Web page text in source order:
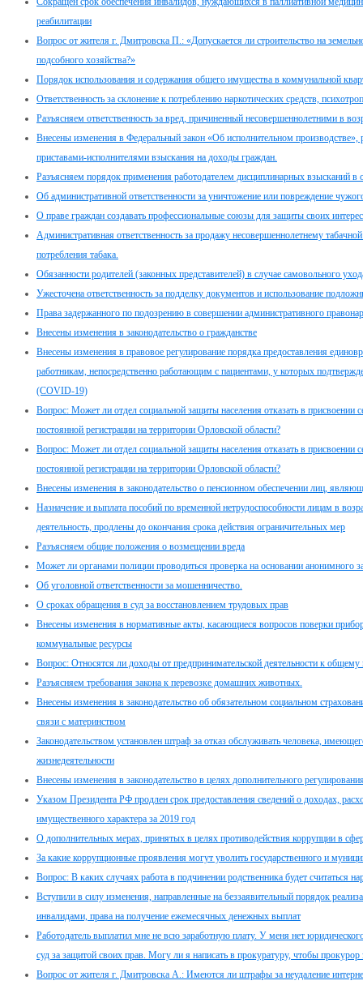
реабилитации
Вопрос от жителя г. Дмитровска П.: «Допускается ли строительство на
подсобного хозяйства?»
Порядок использования и содержания общего имущества в коммунальной
Ответственность за склонение к потреблению наркотических средств,
Разъясняем ответственность за вред, причиненный несовершеннолетними в
Внесены изменения в Федеральный закон «Об исполнительном
приставами-исполнителями взыскания на доходы граждан.
Разъясняем порядок применения работодателем дисциплинарных взысканий в
Об административной ответственности за уничтожение или повреждение
О праве граждан создавать профессиональные союзы для защиты своих
Административная ответственность за продажу несовершеннолетнему
потребления табака.
Обязанности родителей (законных представителей) в случае самовольного
Ужесточена ответственность за подделку документов и использование
Права задержанного по подозрению в совершении административного
Внесены изменения в законодательство о гражданстве
Внесены изменения в правовое регулирование порядка предоставления
работникам, непосредственно работающим с пациентами, у которых
(COVID-19)
Вопрос: Может ли отдел социальной защиты населения отказать в присвоении
постоянной регистрации на территории Орловской области?
Вопрос: Может ли отдел социальной защиты населения отказать в присвоении
постоянной регистрации на территории Орловской области?
Внесены изменения в законодательство о пенсионном обеспечении лиц,
Назначение и выплата пособий по временной нетрудоспособности лицам в
деятельность, продлены до окончания срока действия ограничительных мер
Разъясняем общие положения о возмещении вреда
Может ли органами полиции проводиться проверка на основании анонимного
Об уголовной ответственности за мошенничество.
О сроках обращения в суд за восстановлением трудовых прав
Внесены изменения в нормативные акты, касающиеся вопросов поверки
коммунальные ресурсы
Вопрос: Относятся ли доходы от предпринимательской деятельности к
Разъясняем требования закона к перевозке домашних животных.
Внесены изменения в законодательство об обязательном социальном
связи с материнством
Законодательством установлен штраф за отказ обслуживать человека,
жизнедеятельности
Внесены изменения в законодательство в целях дополнительного
Указом Президента РФ продлен срок предоставления сведений о доходах,
имущественного характера за 2019 год
О дополнительных мерах, принятых в целях противодействия коррупции в
За какие коррупционные проявления могут уволить государственного и
Вопрос: В каких случаях работа в подчинении родственника будет считаться
Вступили в силу изменения, направленные на беззаявительный порядок
инвалидами, права на получение ежемесячных денежных выплат
Работодатель выплатил мне не всю заработную плату. У меня нет
суд за защитой своих прав. Могу ли я написать в прокуратуру, чтобы прокурор
Вопрос от жителя г. Дмитровска А.: Имеются ли штрафы за неудаление